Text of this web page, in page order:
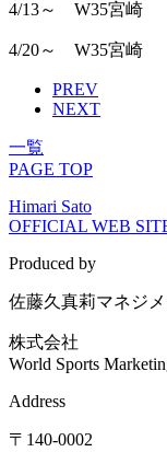
4/13～ W35宮崎
4/20～ W35宮崎
PREV
NEXT
一覧
PAGE TOP
Himari Sato
OFFICIAL WEB
Produced by
佐藤久真莉マネジ
株式会社
World Sports
Address
〒140-0002